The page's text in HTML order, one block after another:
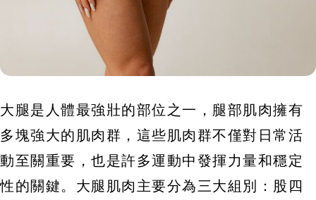
大腿是人體最強壯的部位之一，腿部肌肉擁有
多塊強大的肌肉群，這些肌肉群不僅對日常活
動至關重要，也是許多運動中發揮力量和穩定
性的關鍵。大腿肌肉主要分為三大組別：股四